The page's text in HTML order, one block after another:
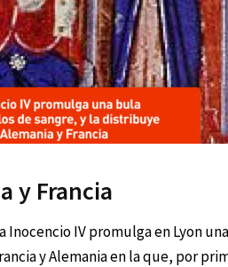
y Francia
Inocencio IV promulga en Lyon
y Alemania en la que, por